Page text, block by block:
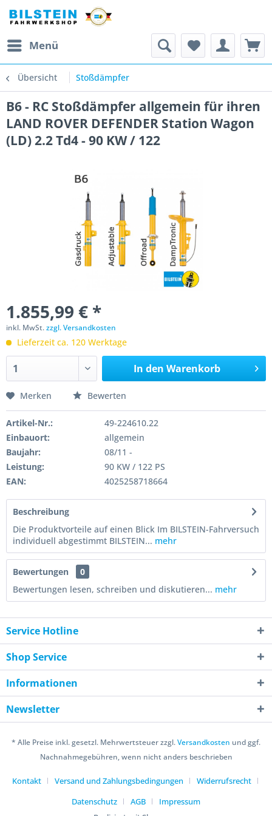
Menü
Übersicht Stoßdämpfer
B6 - RC Stoßdämpfer allgemein für ihren
LAND ROVER DEFENDER Station Wagon
(LD) 2.2 Td4 - 90 KW / 122
1.855,99 € *
inkl. MwSt.zzgl. Versandkosten
Lieferzeit ca. 120 Werktage
In den Warenkorb
Merken Bewerten
Artikel-Nr.:
49-224610.22
Einbauort:
allgemein
Baujahr:
08/11 -
Leistung:
90 KW / 122 PS
EAN:
4025258718664
Beschreibung
Die Produktvorteile auf einen Blick Im BILSTEIN-Fahrversuch
individuell abgestimmt BILSTEIN... mehr
Bewertungen
0
Bewertungen lesen, schreiben und diskutieren... mehr
Service Hotline
Shop Service
Informationen
Newsletter
* Alle Preise inkl. gesetzl. Mehrwertsteuer zzgl.Versandkosten und ggf.
Nachnahmegebühren, wenn nicht anders beschrieben
Kontakt Versand und Zahlungsbedingungen
Widerrufsrecht
Datenschutz
AGB
Impressum